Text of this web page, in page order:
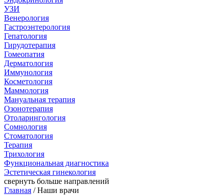
УЗИ
Венерология
Гастроэнтерология
Гепатология
Гирудотерапия
Гомеопатия
Дерматология
Иммунология
Косметология
Маммология
Мануальная терапия
Озонотерапия
Отоларингология
Сомнология
Стоматология
Терапия
Трихология
Функциональная диагностика
Эстетическая гинекология
свернуть больше направлений
Главная / Наши врачи